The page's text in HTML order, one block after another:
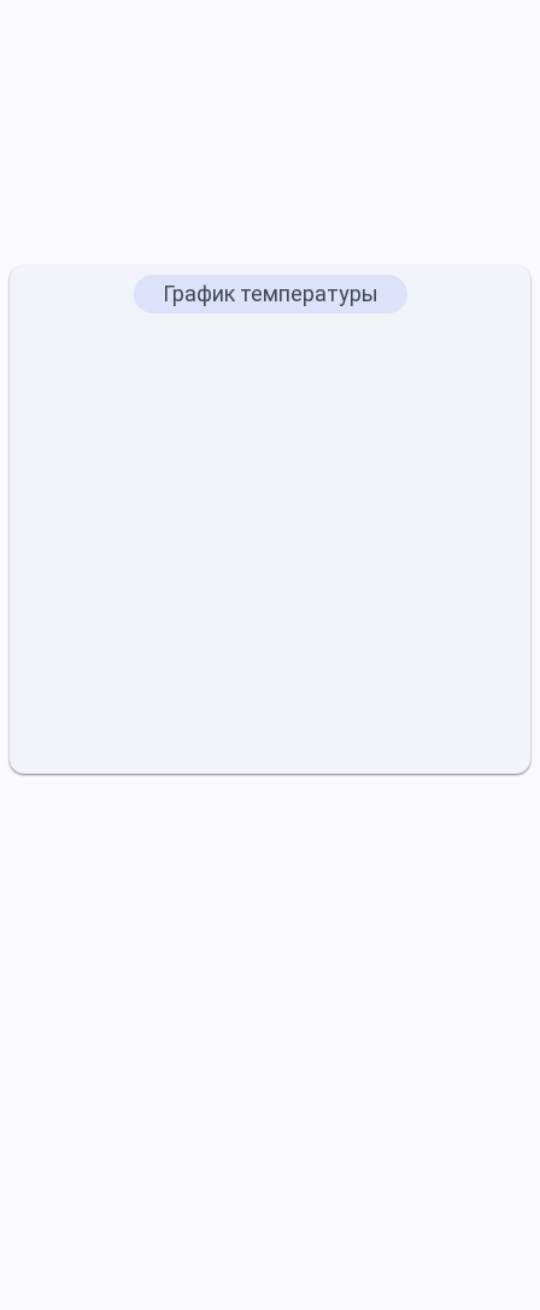
График температуры